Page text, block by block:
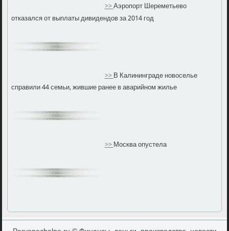
>>Аэропорт Шереметьево
отказался от выплаты дивидендов за 2014 год
>>В Калининграде новоселье
справили 44 семьи, жившие ранее в аварийном жилье
>>Москва опустела